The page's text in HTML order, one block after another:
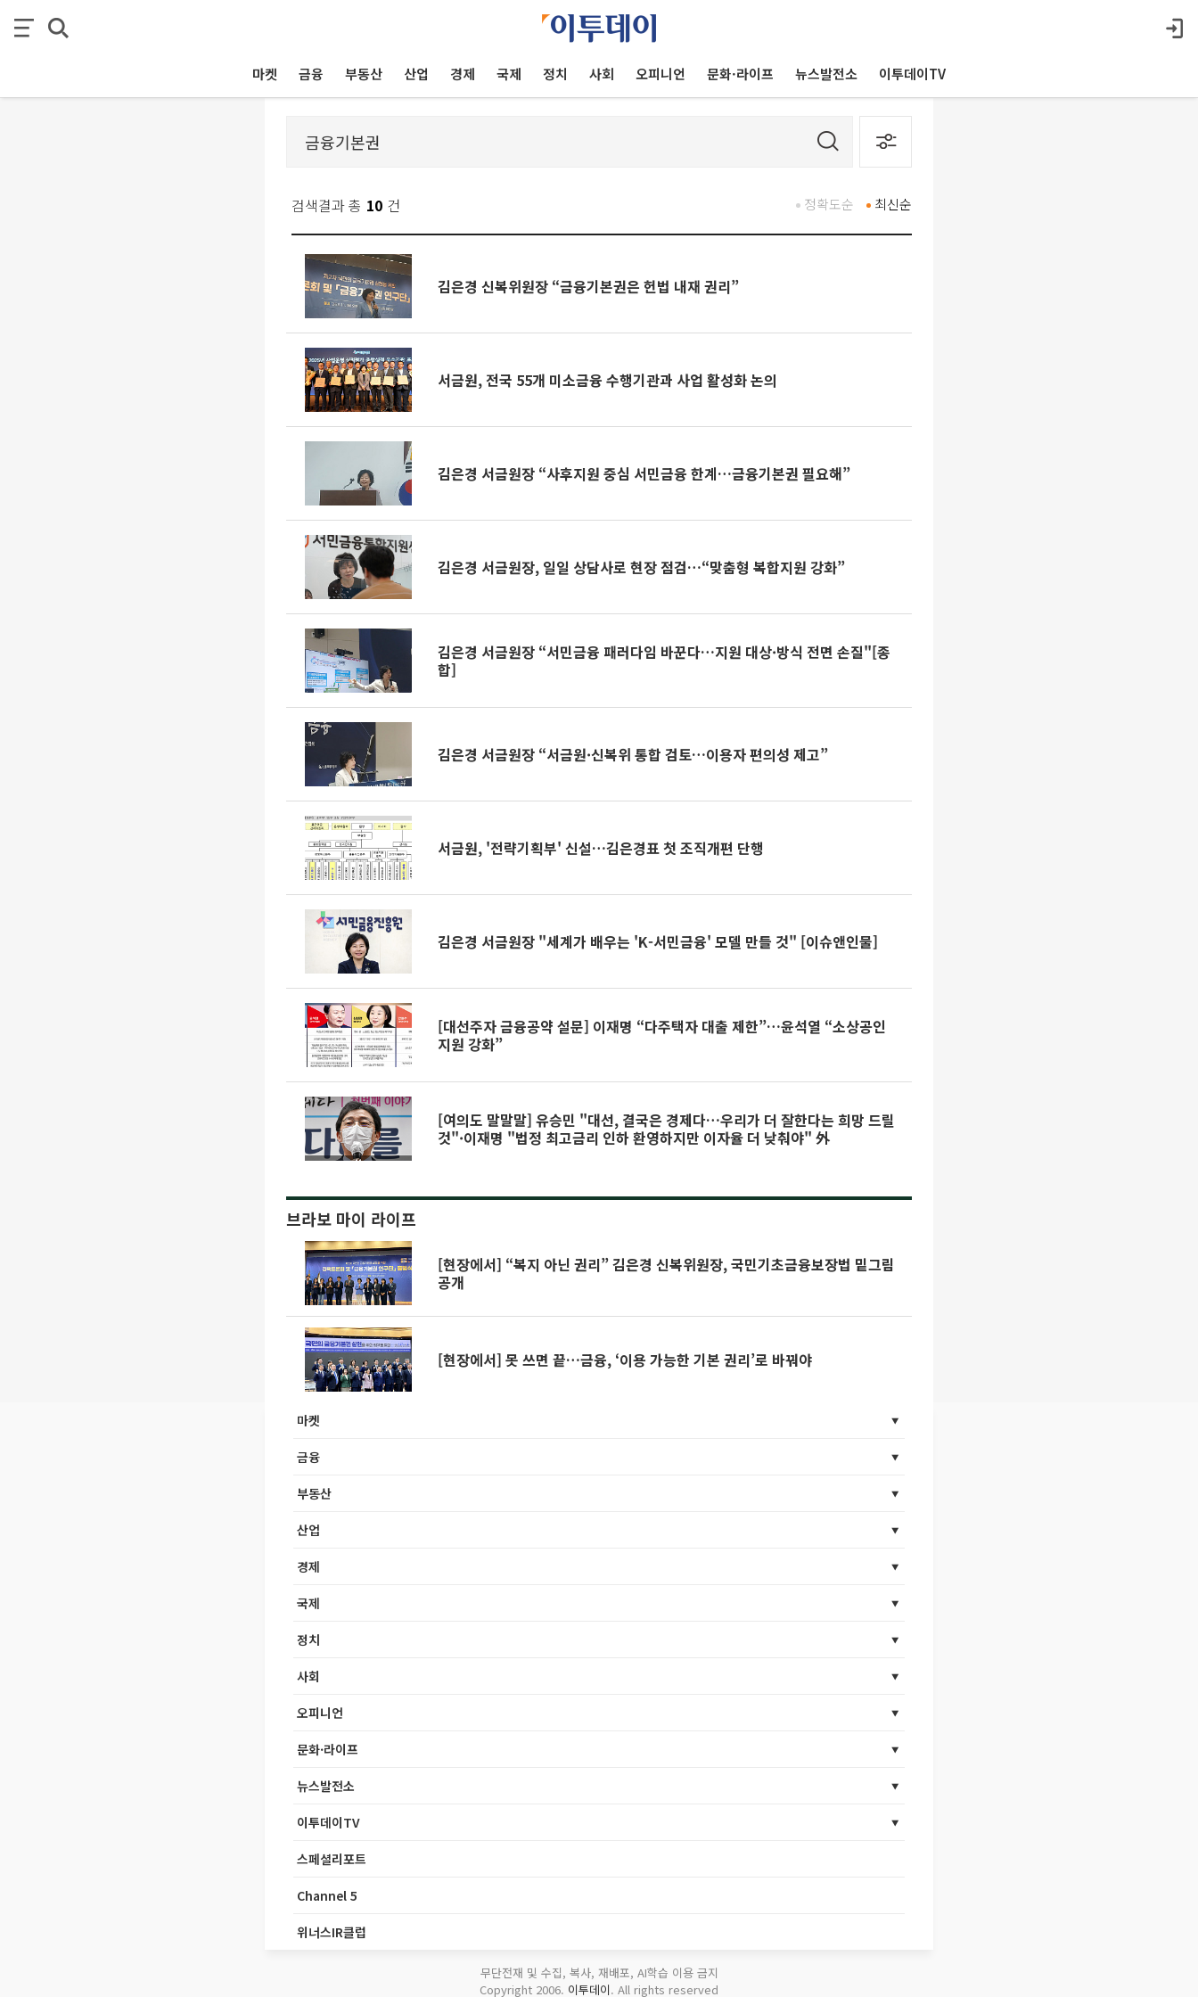
마켓 금융 부동산 산업 경제 국제 정치 사회 오피니언 문화·라이프 뉴스발전소 이투데이TV
검색결과 총 10 건 최신순
정확도순
김은경 신복위원장 “금융기본권은 헌법 내재 권리”
서금원, 전국 55개 미소금융 수행기관과 사업 활성화 논의
김은경 서금원장 “사후지원 중심 서민금융 한계…금융기본권 필요해”
김은경 서금원장, 일일 상담사로 현장 점검…“맞춤형 복합지원 강화”
김은경 서금원장 “서민금융 패러다임 바꾼다…지원 대상·방식 전면 손질"[종
합]
김은경 서금원장 “서금원·신복위 통합 검토…이용자 편의성 제고”
서금원, '전략기획부' 신설…김은경표 첫 조직개편 단행
김은경 서금원장 "세계가 배우는 'K-서민금융' 모델 만들 것" [이슈앤인물]
[대선주자 금융공약 설문] 이재명 “다주택자 대출 제한”…윤석열 “소상공인
지원 강화”
[여의도 말말말] 유승민 "대선, 결국은 경제다…우리가 더 잘한다는 희망 드릴
것"·이재명 "법정 최고금리 인하 환영하지만 이자율 더 낮춰야" 外
브라보 마이 라이프
[현장에서] “복지 아닌 권리” 김은경 신복위원장, 국민기초금융보장법 밑그림
공개
[현장에서] 못 쓰면 끝…금융, ‘이용 가능한 기본 권리’로 바꿔야
마켓
금융
부동산
산업
경제
국제
정치
사회
오피니언
문화·라이프
뉴스발전소
이투데이TV
스페셜리포트
Channel 5
위너스IR클럽
무단전재 및 수집, 복사, 재배포, AI학습 이용 금지
Copyright 2006. 이투데이. All rights reserved